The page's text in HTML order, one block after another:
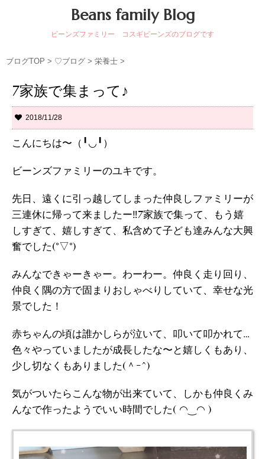
Beans family Blog
ビーンズファミリー コスギビーンズのブログです
ブログTOP > ♡ブログ > 栄養士 >
7家族で集まって♪
2018/11/28
こんにちは〜（╹◡╹）
ビーンズファミリーのユキです。
先日、遠くに引っ越してしまった仲良しファミリーが
三連休に帰って来ましたー‼︎7家族で集って、もう嬉
しすぎて、嬉しすぎて、私含めて子ども達みんな大興
奮でした(°▽°)
みんなできゃーきゃー。わーわー。仲良く走り回り、
仲良く隅の方で固まりおしゃべりしていて、幸せな光
景でした！
赤ちゃんの頃は誰かしらが泣いて、叩いて叩かれて…
色々やっていましたが成長したな〜と嬉しくもあり、
少し切なくもありました(＾ｰ^)
気がついたらこんな物が出来ていて、しかも仲良くみ
んなで作ったようでいい時間でした( ◠‿◠ )